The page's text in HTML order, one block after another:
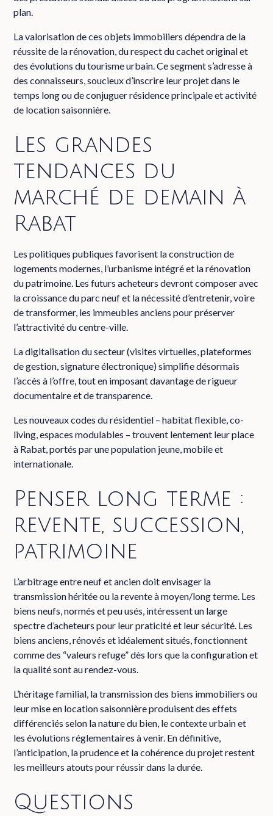
plan.
La valorisation de ces objets immobiliers dépendra de la
réussite de la rénovation, du respect du cachet original et
des évolutions du tourisme urbain. Ce segment s’adresse à
des connaisseurs, soucieux d’inscrire leur projet dans le
temps long ou de conjuguer résidence principale et activité
de location saisonnière.
Les grandes
tendances du
marché de demain à
Rabat
Les politiques publiques favorisent la construction de
logements modernes, l’urbanisme intégré et la rénovation
du patrimoine. Les futurs acheteurs devront composer avec
la croissance du parc neuf et la nécessité d’entretenir, voire
de transformer, les immeubles anciens pour préserver
l’attractivité du centre-ville.
La digitalisation du secteur (visites virtuelles, plateformes
de gestion, signature électronique) simplifie désormais
l’accès à l’offre, tout en imposant davantage de rigueur
documentaire et de transparence.
Les nouveaux codes du résidentiel – habitat flexible, co-
living, espaces modulables – trouvent lentement leur place
à Rabat, portés par une population jeune, mobile et
internationale.
Penser long terme :
revente, succession,
patrimoine
L’arbitrage entre neuf et ancien doit envisager la
transmission héritée ou la revente à moyen/long terme. Les
biens neufs, normés et peu usés, intéressent un large
spectre d’acheteurs pour leur praticité et leur sécurité. Les
biens anciens, rénovés et idéalement situés, fonctionnent
comme des “valeurs refuge” dès lors que la configuration et
la qualité sont au rendez-vous.
L’héritage familial, la transmission des biens immobiliers ou
leur mise en location saisonnière produisent des effets
différenciés selon la nature du bien, le contexte urbain et
les évolutions réglementaires à venir. En définitive,
l’anticipation, la prudence et la cohérence du projet restent
les meilleurs atouts pour réussir dans la durée.
Questions